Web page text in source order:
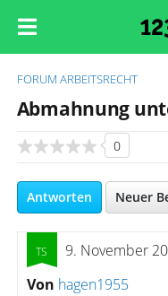
FORUM ARBEITSRECHT
Abmahnung
0
Antworten Neuer
9. November
Von hagen1955